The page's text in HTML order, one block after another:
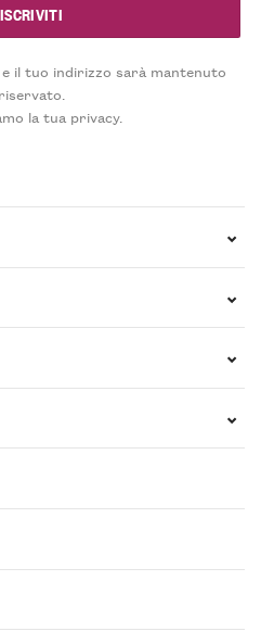
il tuo indirizzo sarà mantenuto
riservato.
la tua privacy.